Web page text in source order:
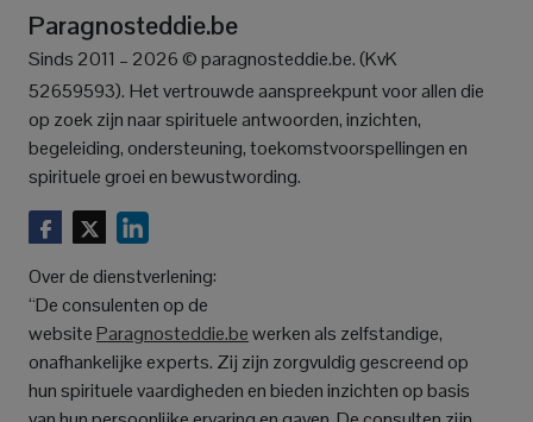
Paragnosteddie.be
Sinds 2011 – 2026 © paragnosteddie.be. (KvK
52659593). Het vertrouwde aanspreekpunt voor allen die
op zoek zijn naar spirituele antwoorden, inzichten,
begeleiding, ondersteuning, toekomstvoorspellingen en
spirituele groei en bewustwording.
Over de dienstverlening:
“De consulenten op de
websiteParagnosteddie.bewerken als zelfstandige,
onafhankelijke experts. Zij zijn zorgvuldig gescreend op
hun spirituele vaardigheden en bieden inzichten op basis